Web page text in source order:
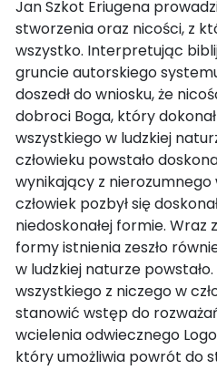
Jan Szkot Eriugena
stworzenia oraz nicości, z
wszystko. Interpretując
gruncie autorskiego
doszedł do wniosku, że
dobroci Boga, który
wszystkiego w ludzkiej
człowieku powstało
wynikający z nierozumnego
człowiek pozbył się
niedoskonałej formie. Wraz
formy istnienia zeszło
w ludzkiej naturze
wszystkiego z niczego w
stanowić wstęp do
wcielenia odwiecznego
który umożliwia powrót do